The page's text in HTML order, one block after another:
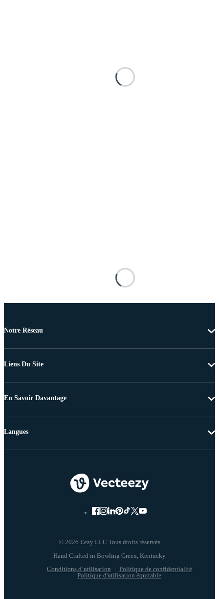
Notre Réseau
Liens Du Site
En Savoir Davantage
© 2026 Eezy LLC Tous droits réservés
Conditions d’utilisation
Politique de confidentialité
Politique d'utilisation équitable
Langues